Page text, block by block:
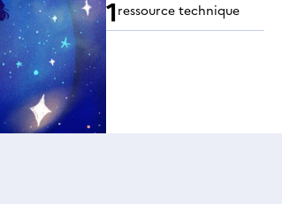
1ressource technique